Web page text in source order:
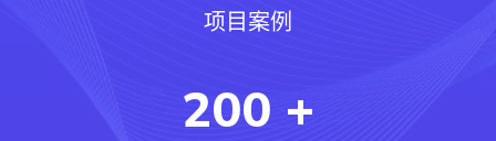
项目案例
200 +